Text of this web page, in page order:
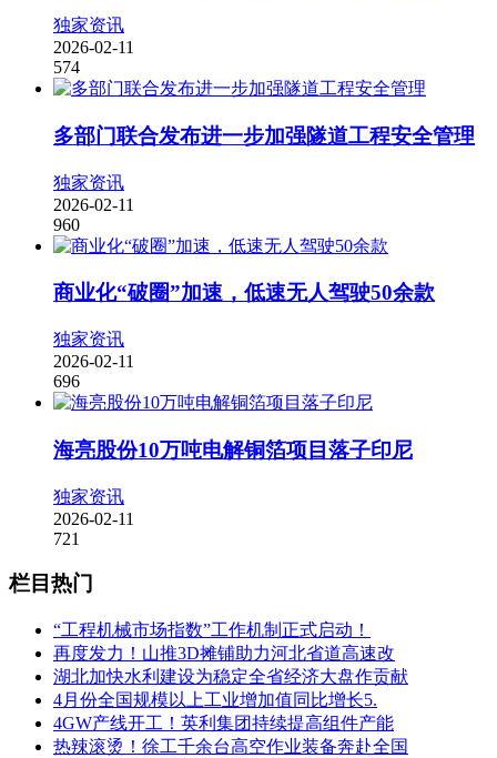
独家资讯
2026-02-11
574
多部门联合发布进一步加强隧道工程安全管理
独家资讯
2026-02-11
960
商业化“破圈”加速，低速无人驾驶50余款
独家资讯
2026-02-11
696
海亮股份10万吨电解铜箔项目落子印尼
独家资讯
2026-02-11
721
栏目热门
“工程机械市场指数”工作机制正式启动！
再度发力！山推3D摊铺助力河北省道高速改
湖北加快水利建设为稳定全省经济大盘作贡献
4月份全国规模以上工业增加值同比增长5.
4GW产线开工！英利集团持续提高组件产能
热辣滚烫！徐工千余台高空作业装备奔赴全国